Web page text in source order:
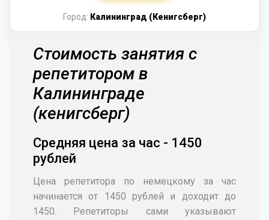
Город: Калининград (Кенигсберг)
Стоимость занятия с
репетитором в
Калининграде
(кенигсберг)
Средняя цена за час - 1450
рублей
Цена репетитора по немецкому за час
начинается от 1450 рублей и доходит до
1450. Репетиторы сами указывают